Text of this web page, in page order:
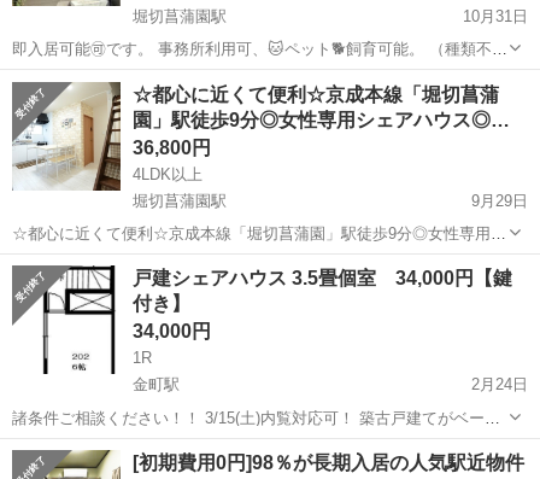
堀切菖蒲園駅
10月31日
即入居可能🉑です。 事務所利用可、🐱ペット🐕️飼育可能。 （種類不
問） ペット飼育の場合は敷金2ヶ月お願い致します。 大人数での入居
可能🉑 各部屋にエアコン付き。 3部屋+納戸あり。 1棟丸々借りたい場
合は、管理費込み...
東京 葛飾区 堀切菖蒲園駅 シェアハウス 徒歩
☆都心に近くて便利☆京成本線「堀切菖蒲
園」駅徒歩9分◎女性専用シェアハウス◎
全…
36,800円
4LDK以上
堀切菖蒲園駅
9月29日
☆都心に近くて便利☆京成本線「堀切菖蒲園」駅徒歩9分◎女性専用シ
ェアハウス◎全室個室◎掃除当番なし！フルリノベーション済み！
☆☆☆入居者募集中☆☆☆ ☆都心に近くて便利☆ シンプル＆リーズナ
ブル！全室個室...
東京 葛飾区 堀切菖蒲園駅 シェアハウス
戸建シェアハウス 3.5畳個室 34,000円【鍵
付き】
34,000円
1R
金町駅
2月24日
諸条件ご相談ください！！ 3/15(土)内覧対応可！ 築古戸建てがベース
ですが 居室内はそれなりにリフォームしています。 ・フリーWi-Fi ・
玄関モニタ付きインターホン ・鍵付き個室 ・エアコン完...
東京 葛飾区 金町駅 シェアハウス 徒歩
[初期費用0円]98％が長期入居の人気駅近物件